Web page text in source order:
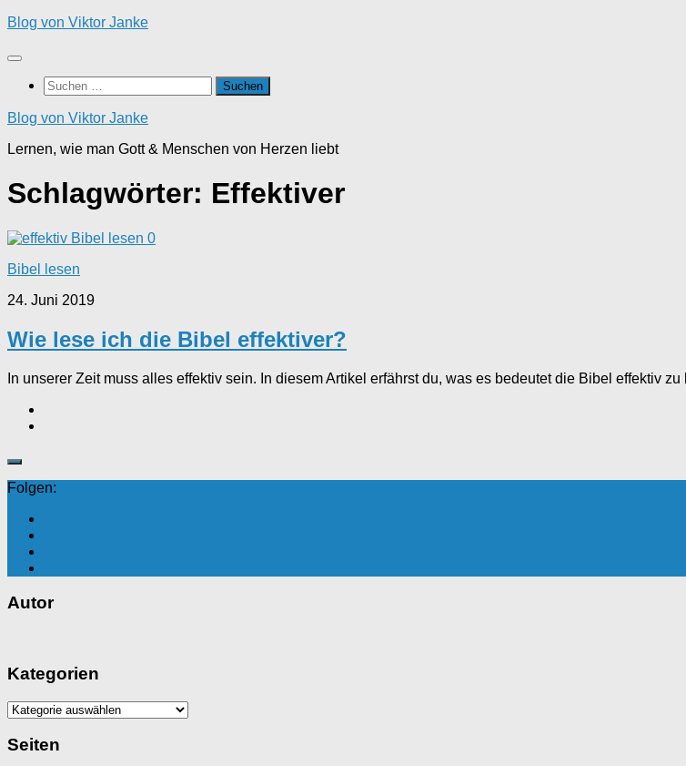
Zum
springen
Blog von Viktor Janke
Suchen
nach:
Blog von Viktor Janke
Lernen, wie man Gott & Menschen von Herzen liebt
Schlagwörter: Effektiver
0
Bibel lesen
24. Juni 2019
Wie lese ich die Bibel effektiver?
In unserer Zeit muss alles effektiv sein. In diesem Artikel erfährst du, was es bedeutet die Bibel effektiv
Folgen:
Autor
Kategorien
Kategorien
Seiten